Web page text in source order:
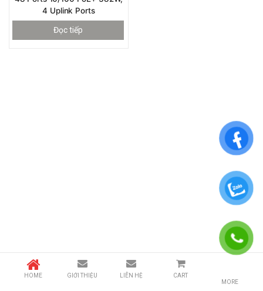
4 Uplink Ports
Đọc tiếp
HOME GIỚI THIỆU LIÊN HỆ
CART
MORE